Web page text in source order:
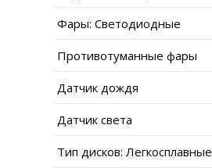
Фары: Светодиодные
Противотуманные фары
Датчик дождя
Датчик света
Тип дисков: Легкосплавные